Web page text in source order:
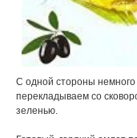
С одной стороны
перекладываем со
зеленью.